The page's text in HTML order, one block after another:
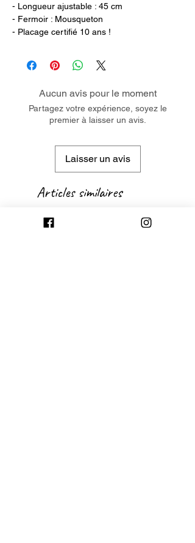
- Longueur ajustable : 45 cm
- Fermoir : Mousqueton
- Placage certifié 10 ans !
Aucun avis pour le moment
Partagez votre expérience, soyez le
premier à laisser un avis.
Laisser un avis
Articles similaires